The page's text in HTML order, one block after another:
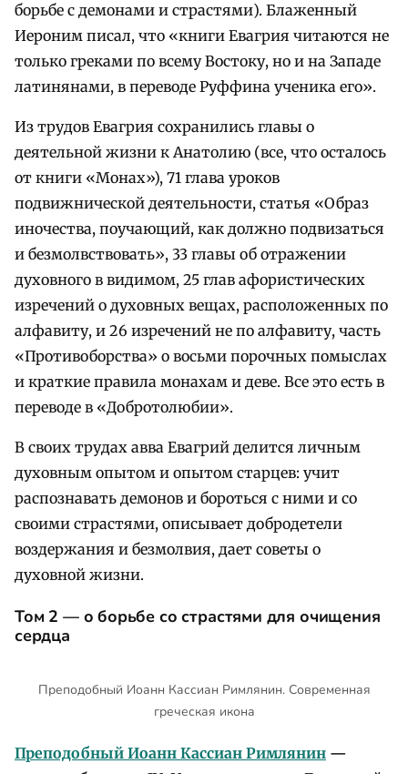
борьбе с демонами и страстями). Блаженный
Иероним писал, что «книги Евагрия читаются не
только греками по всему Востоку, но и на Западе
латинянами, в переводе Руффина ученика его».
Из трудов Евагрия сохранились главы о
деятельной жизни к Анатолию (все, что осталось
от книги «Монах»), 71 глава уроков
подвижнической деятельности, статья «Образ
иночества, поучающий, как должно подвизаться
и безмолвствовать», 33 главы об отражении
духовного в видимом, 25 глав афористических
изречений о духовных вещах, расположенных по
алфавиту, и 26 изречений не по алфавиту, часть
«Противоборства» о восьми порочных помыслах
и краткие правила монахам и деве. Все это есть в
переводе в «Добротолюбии».
В своих трудах авва Евагрий делится личным
духовным опытом и опытом старцев: учит
распознавать демонов и бороться с ними и со
своими страстями, описывает добродетели
воздержания и безмолвия, дает советы о
духовной жизни.
Том 2 — о борьбе со страстями для очищения
сердца
Преподобный Иоанн Кассиан Римлянин. Современная
греческая икона
Преподобный Иоанн Кассиан Римлянин —